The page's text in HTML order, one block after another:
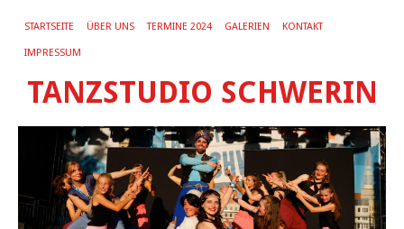
STARTSEITE ÜBER UNS TERMINE 2024 GALERIEN KONTAKT
IMPRESSUM
TANZSTUDIO SCHWERIN